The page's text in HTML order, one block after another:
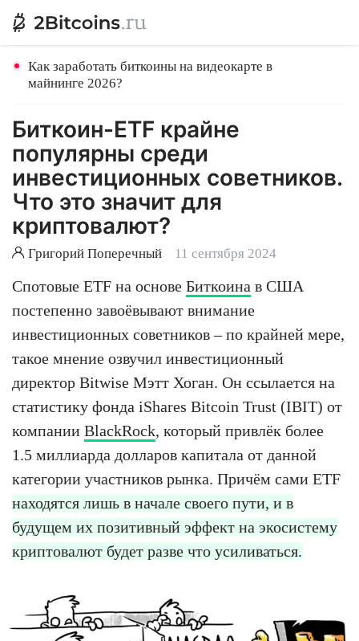
Как заработать биткоины на видеокарте в
майнинге 2026?
Биткоин-ETF крайне
популярны среди
инвестиционных советников.
Что это значит для
криптовалют?
Григорий Поперечный 11 сентября 2024
Спотовые ETF на основе Биткоина в США
постепенно завоёвывают внимание
инвестиционных советников – по крайней мере,
такое мнение озвучил инвестиционный
директор Bitwise Мэтт Хоган. Он ссылается на
статистику фонда iShares Bitcoin Trust (IBIT) от
компании BlackRock, который привлёк более
1.5 миллиарда долларов капитала от данной
категории участников рынка. Причём сами ETF
находятся лишь в начале своего пути, и в
будущем их позитивный эффект на экосистему
криптовалют будет разве что усиливаться.